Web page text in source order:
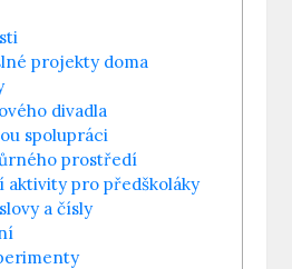
projekty doma
divadla
spolupráci
prostředí
aktivity pro předškoláky
a čísly